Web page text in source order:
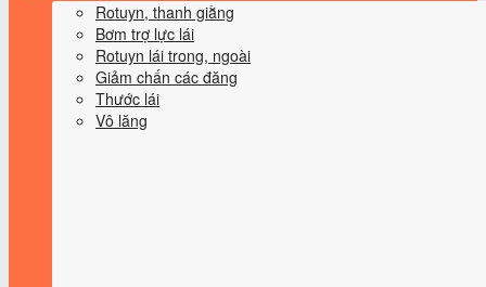
Rotuyn, thanh giằng
Bơm trợ lực lái
Rotuyn lái trong, ngoài
Giảm chấn các đăng
Thước lái
Vô lăng